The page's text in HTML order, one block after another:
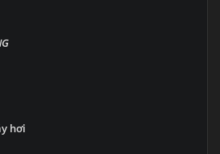
hơi